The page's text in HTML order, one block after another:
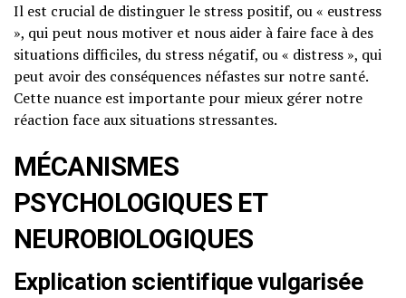
Il est crucial de distinguer le stress positif, ou « eustress
», qui peut nous motiver et nous aider à faire face à des
situations difficiles, du stress négatif, ou « distress », qui
peut avoir des conséquences néfastes sur notre santé.
Cette nuance est importante pour mieux gérer notre
réaction face aux situations stressantes.
MÉCANISMES
PSYCHOLOGIQUES ET
NEUROBIOLOGIQUES
Explication scientifique vulgarisée